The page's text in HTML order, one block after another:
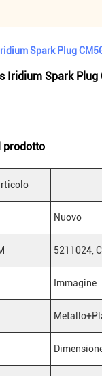
Spark Plug
Iridium Spark
prodotto
Nuovo
5211024,
Immagine